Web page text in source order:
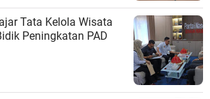
Tata Kelola Wisata
Peningkatan PAD